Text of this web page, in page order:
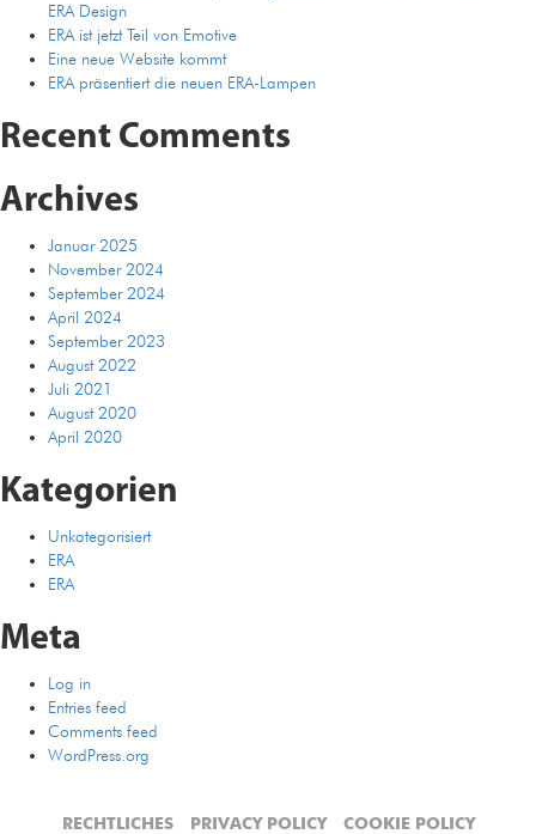
ERA Design
ERA ist jetzt Teil von Emotive
Eine neue Website kommt
ERA präsentiert die neuen ERA-Lampen
Recent Comments
Archives
Januar 2025
November 2024
September 2024
April 2024
September 2023
August 2022
Juli 2021
August 2020
April 2020
Kategorien
Unkategorisiert
ERA
ERA
Meta
Log in
Entries feed
Comments feed
WordPress.org
RECHTLICHES PRIVACY POLICY
COOKIE POLICY